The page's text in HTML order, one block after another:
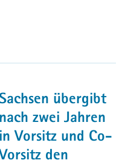
übergibt
nach zwei Jahren
in Vorsitz und Co-
den